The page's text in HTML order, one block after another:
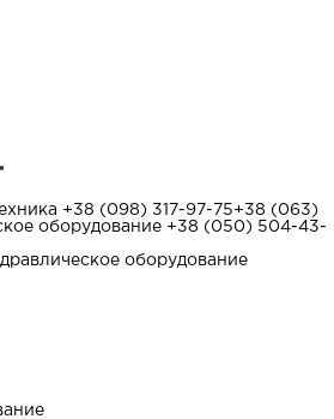
+38 (098) 317-97-75+38 (063)
оборудование +38 (050) 504-43-
оборудование